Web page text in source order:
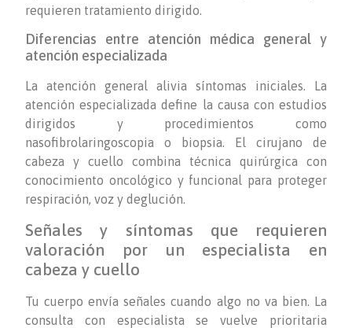
requieren tratamiento dirigido.
Diferencias entre atención médica general y
atención especializada
La atención general alivia síntomas iniciales. La
atención especializada define la causa con estudios
dirigidos y procedimientos como
nasofibrolaringoscopia o biopsia. El cirujano de
cabeza y cuello combina técnica quirúrgica con
conocimiento oncológico y funcional para proteger
respiración, voz y deglución.
Señales y síntomas que requieren
valoración por un especialista en
cabeza y cuello
Tu cuerpo envía señales cuando algo no va bien. La
consulta con especialista se vuelve prioritaria